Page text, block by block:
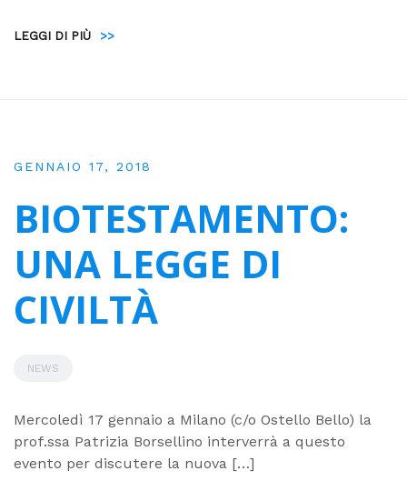
LEGGI DI PIÙ >>
GENNAIO 17, 2018
BIOTESTAMENTO:
UNA LEGGE DI
CIVILTÀ
NEWS
Mercoledì 17 gennaio a Milano (c/o Ostello Bello) la
prof.ssa Patrizia Borsellino interverrà a questo
evento per discutere la nuova […]